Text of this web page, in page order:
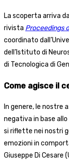
La scoperta arriva
rivista Proceedings
coordinato
dell’Istituto di
di Tecnologica di
Come agisce il
In genere, le nostre
negativa in base
si riflette nei nostri
emozioni in
Giuseppe Di Cesare